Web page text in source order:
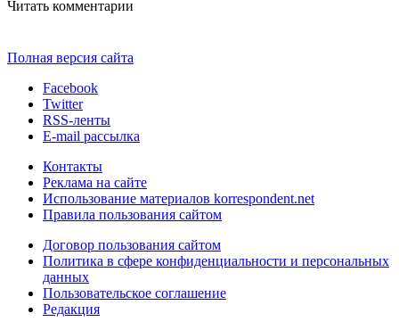
Читать комментарии
Полная версия сайта
Facebook
Twitter
RSS-ленты
E-mail рассылка
Контакты
Реклама на сайте
Использование материалов korrespondent.net
Правила пользования сайтом
Договор пользования сайтом
Политика в сфере конфиденциальности и персональных
данных
Пользовательское соглашение
Редакция